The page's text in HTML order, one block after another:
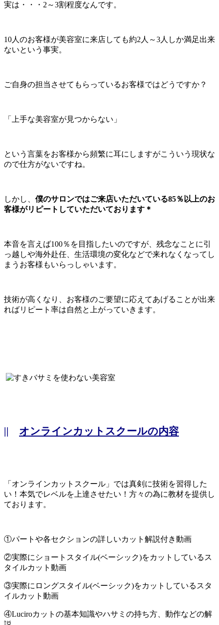
実は・・・2～3割程度なんです。
10人のお客様が美容室に来店しても約2人～3人しか満足出来
ないという事実。
ご自身の担当させてもらっているお客様ではどうですか？
「上手な美容室が見つからない」
という言葉をお客様から頻繁に耳にしますがこういう現状な
ので仕方がないですね。
しかし、 僕のサロンではご来店いただいている85％以上のお
客様がリピートしていただいております＊
本音を言えば100％を目指したいのですが、残念なことに引
っ越しや海外赴任、生活環境の変化などで来れなくなってし
まうお客様もいらっしゃいます。
技術が高くなり、お客様のご要望に応えてあげることが出来
ればリピート率は自然と上がっていきます。
|| オンラインカットスクールの内容
「オンラインカットスクール」では真剣に技術を習得した
い！本気でレベルを上達させたい！方々の為に教材を提供し
ております。
①パートや各セクションの詳しいカット解説付き動画
②実際にショートスタイル(ベーシック)をカットしているス
タイルカット動画
③実際にロングスタイル(ベーシック)をカットしているスタ
イルカット動画
④Luciroカットの基本知識やハサミの持ち方、動作などの解